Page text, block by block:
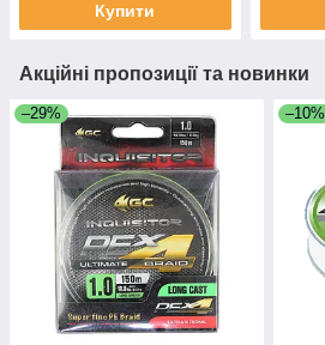
Купити
Акційні пропозиції та новинки
–29% –10%